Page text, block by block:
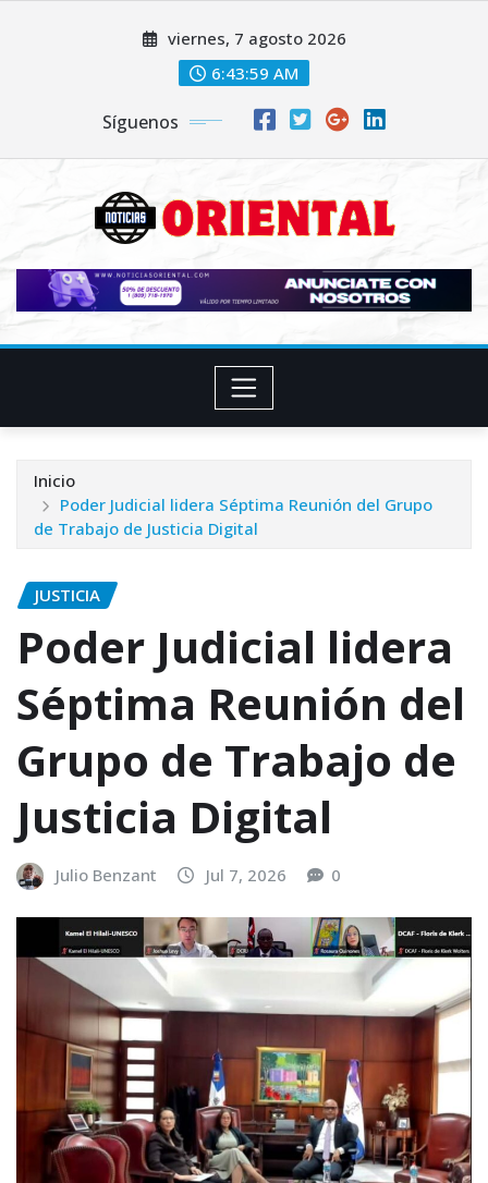
viernes, 7 agosto 2026
6:44:01 AM
Síguenos
Inicio
Poder Judicial lidera Séptima Reunión del Grupo
de Trabajo de Justicia Digital
JUSTICIA
Poder Judicial lidera
Séptima Reunión del
Grupo de Trabajo de
Justicia Digital
Julio Benzant Jul 7, 2026 0